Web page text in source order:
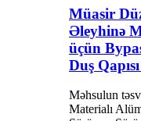
Müasir
Əleyhinə
üçün
Duş
Məhsulun
Materialı